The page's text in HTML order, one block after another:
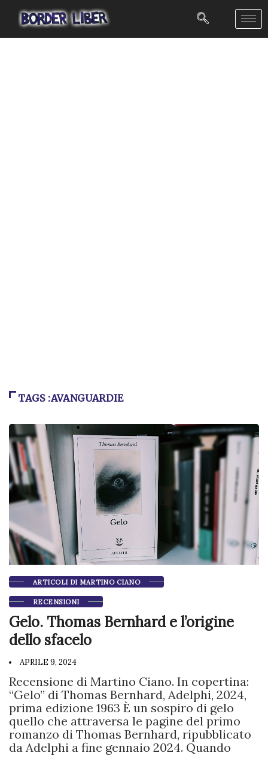
TAGS :AVANGUARDIE
ARTICOLI DI MARTINO CIANO
RECENSIONI
Gelo. Thomas Bernhard e l’origine
dello sfacelo
APRILE 9, 2024
Recensione di Martino Ciano. In copertina:
“Gelo” di Thomas Bernhard, Adelphi, 2024,
prima edizione 1963 È un sospiro di gelo
quello che attraversa le pagine del primo
romanzo di Thomas Bernhard, ripubblicato
da Adelphi a fine gennaio 2024. Quando